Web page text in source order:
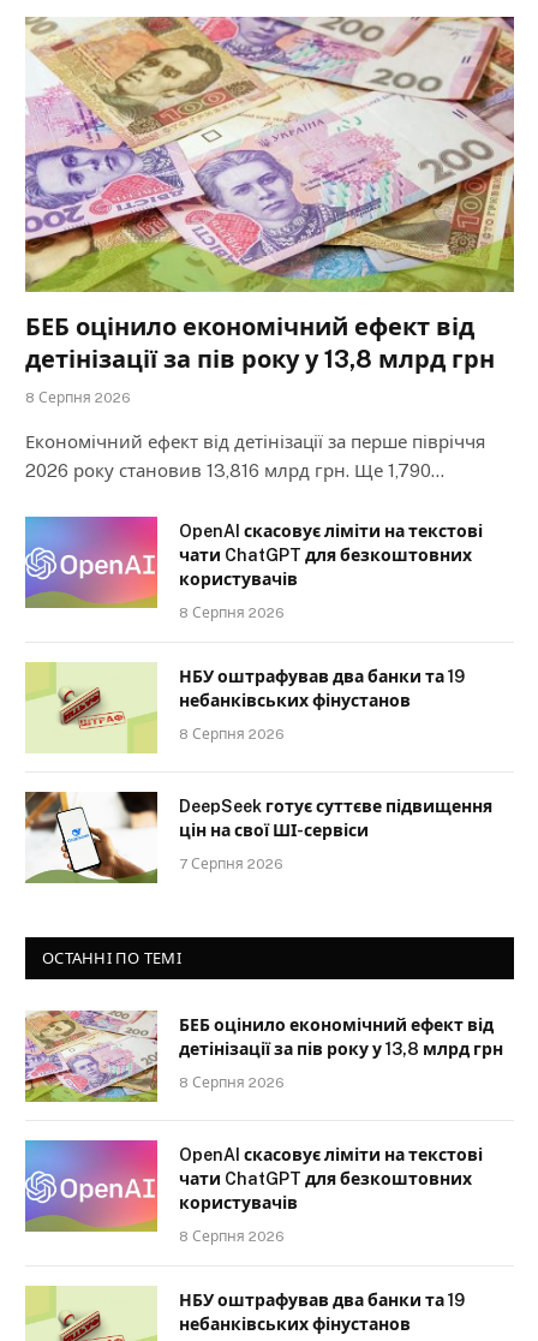
БЕБ оцінило економічний ефект від
детінізації за пів року у 13,8 млрд грн
8 Серпня 2026
Економічний ефект від детінізації за перше півріччя
2026 року становив 13,816 млрд грн. Ще 1,790…
OpenAI скасовує ліміти на текстові
чати ChatGPT для безкоштовних
користувачів
8 Серпня 2026
НБУ оштрафував два банки та 19
небанківських фінустанов
8 Серпня 2026
DeepSeek готує суттєве підвищення
цін на свої ШІ-сервіси
7 Серпня 2026
ОСТАННІ ПО ТЕМІ
БЕБ оцінило економічний ефект від
детінізації за пів року у 13,8 млрд грн
8 Серпня 2026
OpenAI скасовує ліміти на текстові
чати ChatGPT для безкоштовних
користувачів
8 Серпня 2026
НБУ оштрафував два банки та 19
небанківських фінустанов